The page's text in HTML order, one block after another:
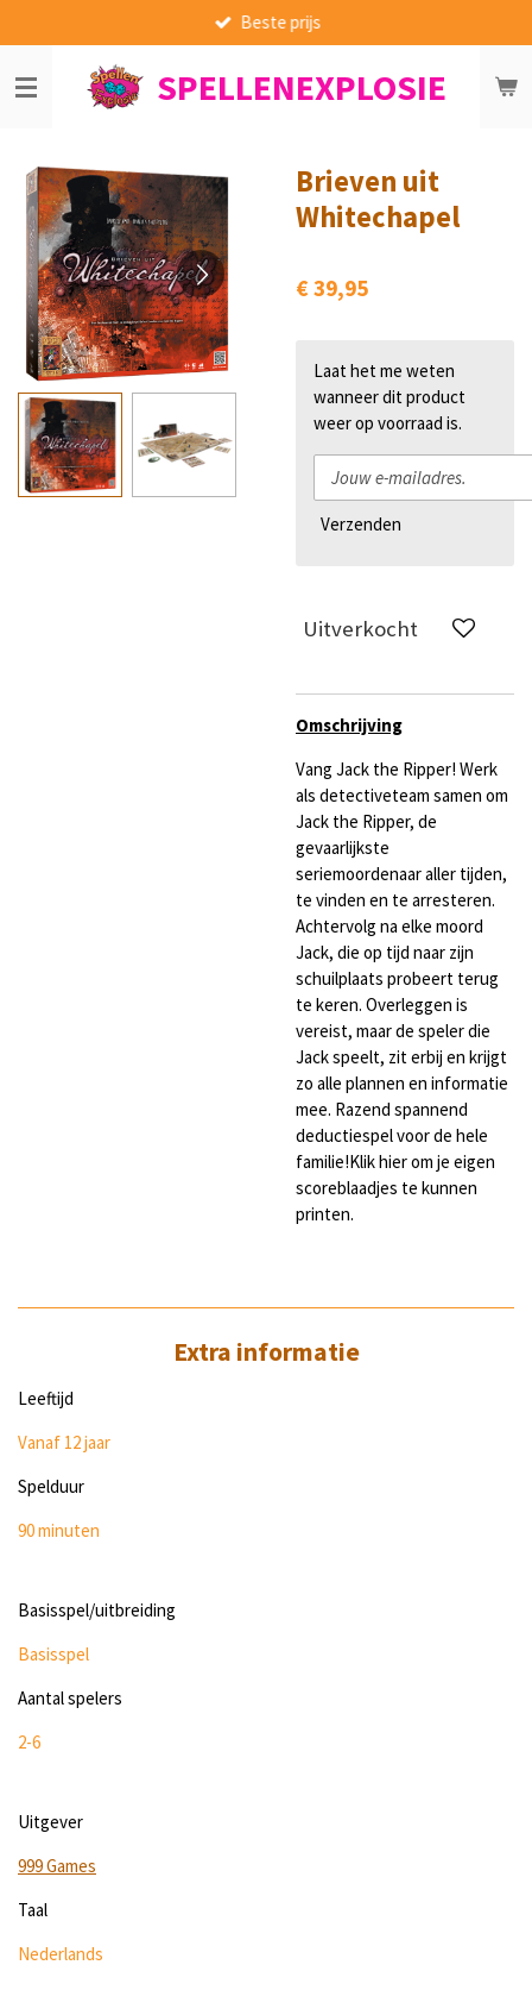
direct
naar
de
SPELLENEXPLOSIE
Beste prijs
Brieven uit
Whitechapel
€ 39,95
Laat het me weten
wanneer dit product
weer op voorraad is.
Verzenden
Uitverkocht
Omschrijving
Vang Jack the Ripper! Werk
als detectiveteam samen om
Jack the Ripper, de
gevaarlijkste
seriemoordenaar aller tijden,
te vinden en te arresteren.
Achtervolg na elke moord
Jack, die op tijd naar zijn
schuilplaats probeert terug
te keren. Overleggen is
vereist, maar de speler die
Jack speelt, zit erbij en krijgt
zo alle plannen en informatie
mee. Razend spannend
deductiespel voor de hele
familie!Klik hier om je eigen
scoreblaadjes te kunnen
printen.
Extra informatie
Leeftijd
Vanaf 12 jaar
Spelduur
90 minuten
Basisspel/uitbreiding
Basisspel
Aantal spelers
2-6
Uitgever
999 Games
Taal
Nederlands